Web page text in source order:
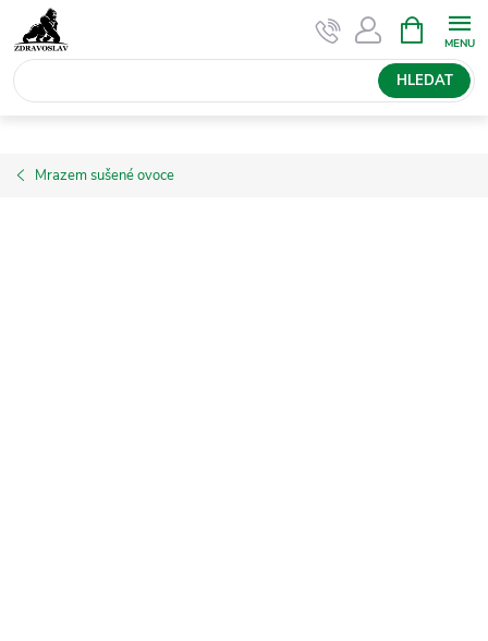
na
obsah
HLEDAT
NÁKUPNÍ
KOŠÍK
Mrazem sušené ovoce